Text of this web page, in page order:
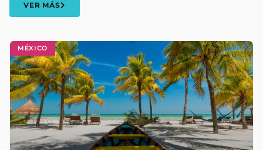
MÉXICO
VER MÁS